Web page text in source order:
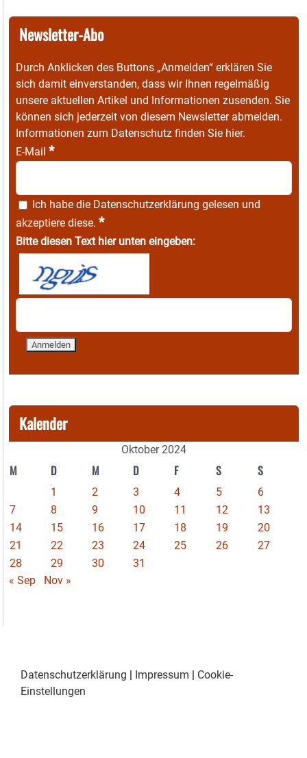
Newsletter-Abo
Durch Anklicken des Buttons „Anmelden“ erklären Sie
sich damit einverstanden, dass wir Ihnen regelmäßig
unsere aktuellen Artikel und Informationen zusenden. Sie
können sich jederzeit von diesem Newsletter abmelden.
Informationen zum Datenschutz finden Sie hier.
E-Mail *
Ich habe die Datenschutzerklärung gelesen und
akzeptiere diese. *
Bitte diesen Text hier unten eingeben:
Kalender
Oktober 2024
M D M D F S S
1 2 3 4 5
6
7
8 9 10 11 12
13
14
15 16 17 18 19
20
21
22 23 24 25 26
27
28
29 30
31
« Sep
Nov »
Datenschutzerklärung | Impressum | Cookie-
Einstellungen